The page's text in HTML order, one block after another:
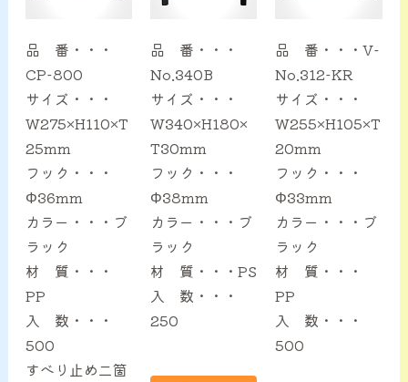
品 番・・・
CP-800
サイズ・・・
W275×H110×T
25mm
フック・・・
Φ36mm
カラー・・・ブ
ラック
材 質・・・
PP
入 数・・・
500
すべり止め二箇
品 番・・・
No.340B
サイズ・・・
W340×H180×
T30mm
フック・・・
Φ38mm
カラー・・・ブ
ラック
材 質・・・PS
入 数・・・
250
品 番・・・V-
No.312-KR
サイズ・・・
W255×H105×T
20mm
フック・・・
Φ33mm
カラー・・・ブ
ラック
材 質・・・
PP
入 数・・・
500